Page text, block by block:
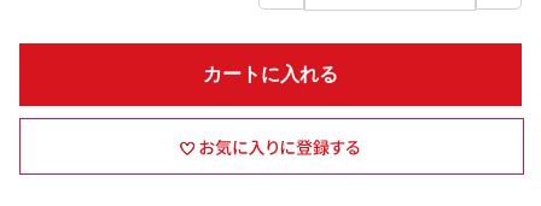
カートに入れる